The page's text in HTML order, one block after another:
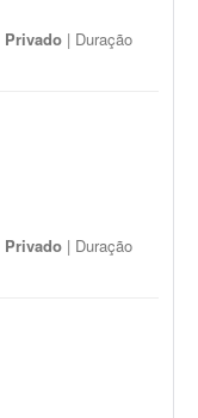
Privado | Duração
Privado | Duração